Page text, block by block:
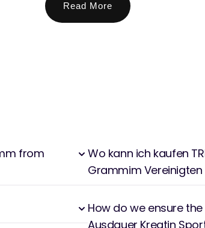
Read More
from
Wo kann ich kaufen
Grammim Vereinigten
How do we ensure
Ausdauer Kreatin